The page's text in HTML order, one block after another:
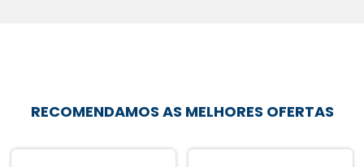
RECOMENDAMOS AS MELHORES OFERTAS